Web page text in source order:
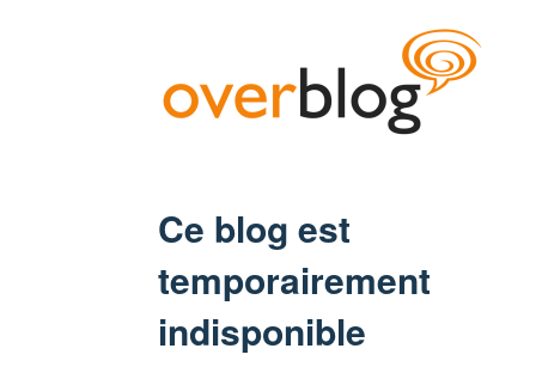
Ce blog est
temporairement
indisponible